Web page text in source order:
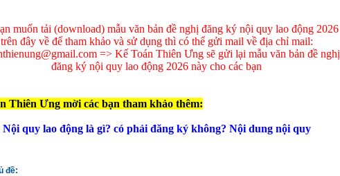
muốn tải (download) mẫu văn bản đề nghị đăng ký nội quy lao động 2026
trên đây về để tham khảo và sử dụng thì có thể gửi mail về địa chỉ mail:
=> Kế Toán Thiên Ưng sẽ gửi lại mẫu văn bản đề nghị
đăng ký nội quy lao động 2026 này cho các bạn
Thiên Ưng mời các bạn tham khảo thêm:
Nội quy lao động là gì? có phải đăng ký không? Nội dung nội quy
đề:
*